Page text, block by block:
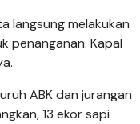
langsung melakukan
penanganan. Kapal
ABK dan jurangan
13 ekor sapi